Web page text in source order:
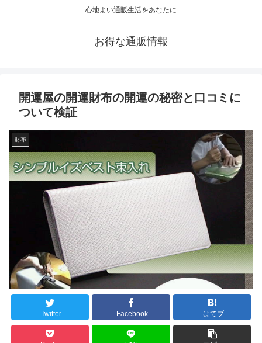
心地よい通販生活をあなたに
お得な通販情報
開運屋の開運財布の開運の秘密と口コミに
ついて検証
財布
Twitter Facebook はてブ